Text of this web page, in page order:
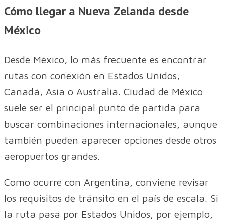
Cómo llegar a Nueva Zelanda desde
México
Desde México, lo más frecuente es encontrar
rutas con conexión en Estados Unidos,
Canadá, Asia o Australia. Ciudad de México
suele ser el principal punto de partida para
buscar combinaciones internacionales, aunque
también pueden aparecer opciones desde otros
aeropuertos grandes.
Como ocurre con Argentina, conviene revisar
los requisitos de tránsito en el país de escala. Si
la ruta pasa por Estados Unidos, por ejemplo,